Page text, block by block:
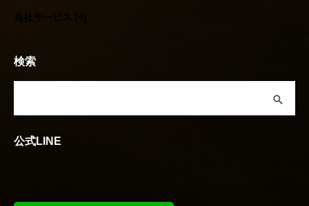
当社サービス
検索
公式LINE